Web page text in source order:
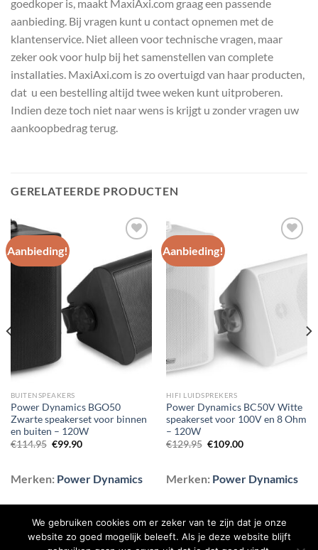
goedkoper is, maakt MaxiAxi.com graag een passende
aanbieding. Bij vragen kunt u contact opnemen met de
klantenservice. Niet alleen voor technische vragen, maar
zeker ook voor hulp bij het samenstellen van complete
installaties. MaxiAxi.com is zo overtuigd van haar producten,
dat u een bestelling altijd twee weken kunt uitproberen.
Indien deze toch niet naar wens is krijgt u zonder vragen uw
aankoopbedrag terug.
GERELATEERDE PRODUCTEN
Aanbieding!
Toevoegen
aan
wenslijst
BUITENSPEAKERS
Power Dynamics BGO50
Zwarte speakerset voor binnen
en buiten – 120W
€114.95 Oorspronkelijke
€99.90Huidige
Merken: Power Dynamics
Aanbieding!
HIFI LUIDSPREKERS
Power Dynamics BC50V Witte
speakerset voor 100V en 8 Ohm
– 120W
€129.95 Oorspronkelijke
€109.00Huidige
Merken: Power Dynamics
We gebruiken cookies om er zeker van te zijn dat je onze
website zo goed mogelijk beleeft. Als je deze website blijft